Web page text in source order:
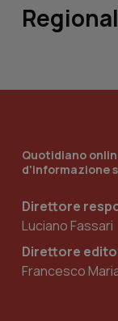
Quotidiano
d'informazione
Direttore
Luciano Fassari
Direttore
Francesco